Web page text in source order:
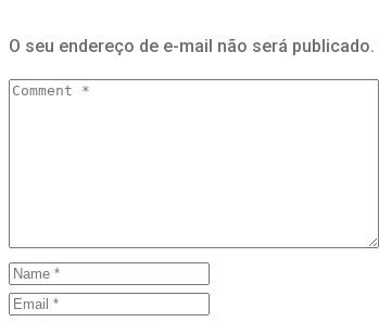
O seu endereço de e-mail não será publicado.